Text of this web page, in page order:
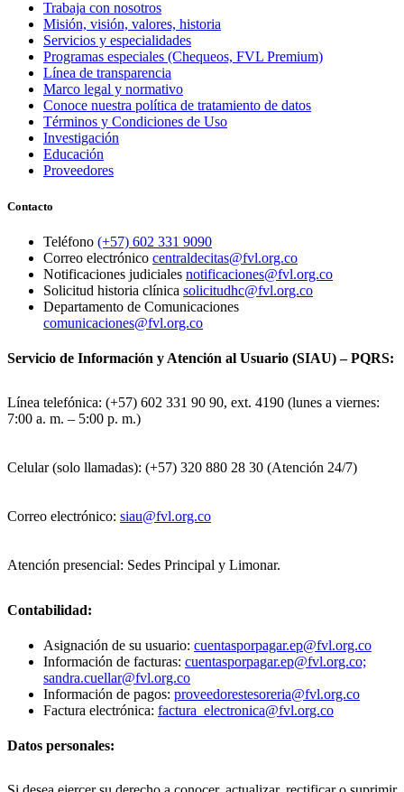
Trabaja con nosotros
Misión, visión, valores, historia
Servicios y especialidades
Programas especiales (Chequeos, FVL Premium)
Línea de transparencia
Marco legal y normativo
Conoce nuestra política de tratamiento de datos
Términos y Condiciones de Uso
Investigación
Educación
Proveedores
Contacto
Teléfono (+57) 602 331 9090
Correo electrónico centraldecitas@fvl.org.co
Notificaciones judiciales notificaciones@fvl.org.co
Solicitud historia clínica solicitudhc@fvl.org.co
Departamento de Comunicaciones
comunicaciones@fvl.org.co
Servicio de Información y Atención al Usuario (SIAU) – PQRS:
Línea telefónica: (+57) 602 331 90 90, ext. 4190 (lunes a viernes:
7:00 a. m. – 5:00 p. m.)
Celular (solo llamadas): (+57) 320 880 28 30 (Atención 24/7)
Correo electrónico: siau@fvl.org.co
Atención presencial: Sedes Principal y Limonar.
Contabilidad:
Asignación de su usuario: cuentasporpagar.ep@fvl.org.co
Información de facturas: cuentasporpagar.ep@fvl.org.co;
sandra.cuellar@fvl.org.co
Información de pagos: proveedorestesoreria@fvl.org.co
Factura electrónica: factura_electronica@fvl.org.co
Datos personales: